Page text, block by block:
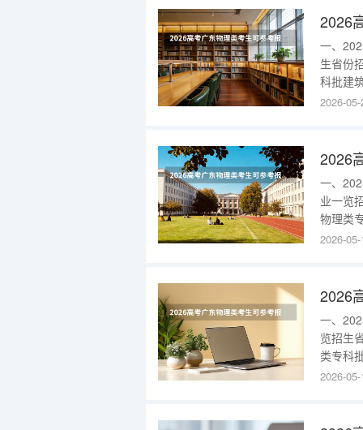
一、
生省份
科批建
(校本部
2026-
一、
业一览
物理类
技术(校
2026-
一、
览招生
类专科
制技术(
2026-